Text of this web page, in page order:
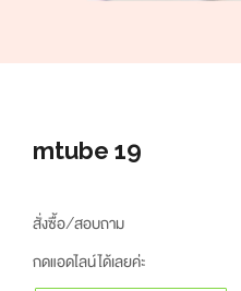
mtube 19
สั่งซื้อ/สอบถาม
กดแอดไลน์ได้เลยค่ะ